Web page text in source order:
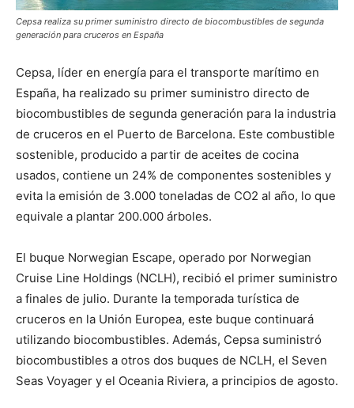
Cepsa realiza su primer suministro directo de biocombustibles de segunda
generación para cruceros en España
Cepsa, líder en energía para el transporte marítimo en
España, ha realizado su primer suministro directo de
biocombustibles de segunda generación para la industria
de cruceros en el Puerto de Barcelona. Este combustible
sostenible, producido a partir de aceites de cocina
usados, contiene un 24% de componentes sostenibles y
evita la emisión de 3.000 toneladas de CO2 al año, lo que
equivale a plantar 200.000 árboles.
El buque Norwegian Escape, operado por Norwegian
Cruise Line Holdings (NCLH), recibió el primer suministro
a finales de julio. Durante la temporada turística de
cruceros en la Unión Europea, este buque continuará
utilizando biocombustibles. Además, Cepsa suministró
biocombustibles a otros dos buques de NCLH, el Seven
Seas Voyager y el Oceania Riviera, a principios de agosto.